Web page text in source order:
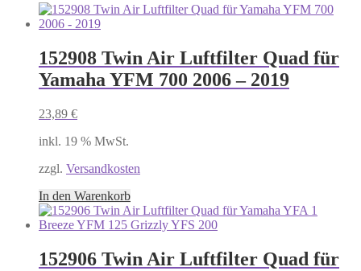
152908 Twin Air Luftfilter Quad für
Yamaha YFM 700 2006 – 2019
23,89 €
inkl. 19 % MwSt.
zzgl. Versandkosten
In den Warenkorb
152906 Twin Air Luftfilter Quad für